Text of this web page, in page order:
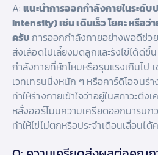
A:แนะนำการออกกำลังกายในระดั
Intensity) เช่น เดินเร็ว โยคะ หรือว่
ครับการออกกำลังกายอย่างพอดีช่ว
ส่งเลือดไปเลี้ยงมดลูกและรังไข่ได้ดี
กำลังกายที่หักโหมหรือรุนแรงเกินไป
เวทเทรนนิ่งหนัก ๆ หรือคาร์ดิโอจนร่า
ทำให้ร่างกายเข้าใจว่าอยู่ในสภาวะตึ
หลั่งฮอร์โมนความเครียดออกมารบก
ทำให้ไข่ไม่ตกหรือประจำเดือนเลื่อนได้